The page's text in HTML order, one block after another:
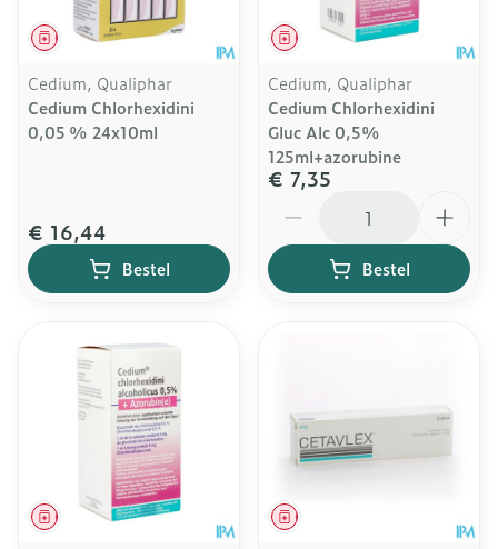
Geneesmiddel
Cedium, Qualiphar
Cedium Chlorhexidini
0,05 % 24x10ml
€ 16,44
Bestel
Geneesmiddel
Cedium, Qualiphar
Cedium Chlorhexidini
Gluc Alc 0,5%
125ml+azorubine
€ 7,35
Bestel
Geneesmiddel Geneesmiddel